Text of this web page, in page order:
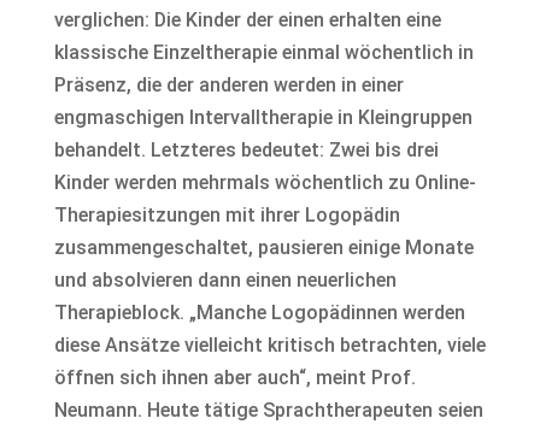
verglichen: Die Kinder der einen erhalten eine
klassische Einzeltherapie einmal wöchentlich in
Präsenz, die der anderen werden in einer
engmaschigen Intervalltherapie in Kleingruppen
behandelt. Letzteres bedeutet: Zwei bis drei
Kinder werden mehrmals wöchentlich zu Online-
Therapiesitzungen mit ihrer Logopädin
zusammengeschaltet, pausieren einige Monate
und absolvieren dann einen neuerlichen
Therapieblock. „Manche Logopädinnen werden
diese Ansätze vielleicht kritisch betrachten, viele
öffnen sich ihnen aber auch“, meint Prof.
Neumann. Heute tätige Sprachtherapeuten seien